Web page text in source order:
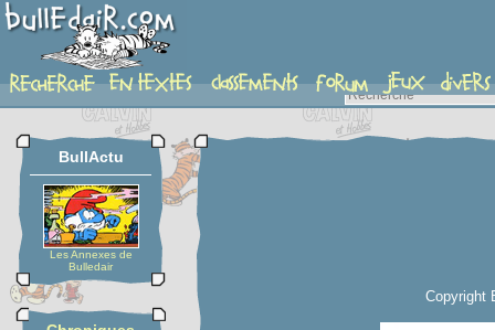
planche
BullActu
Les Annexes de
Bulledair
Copyright